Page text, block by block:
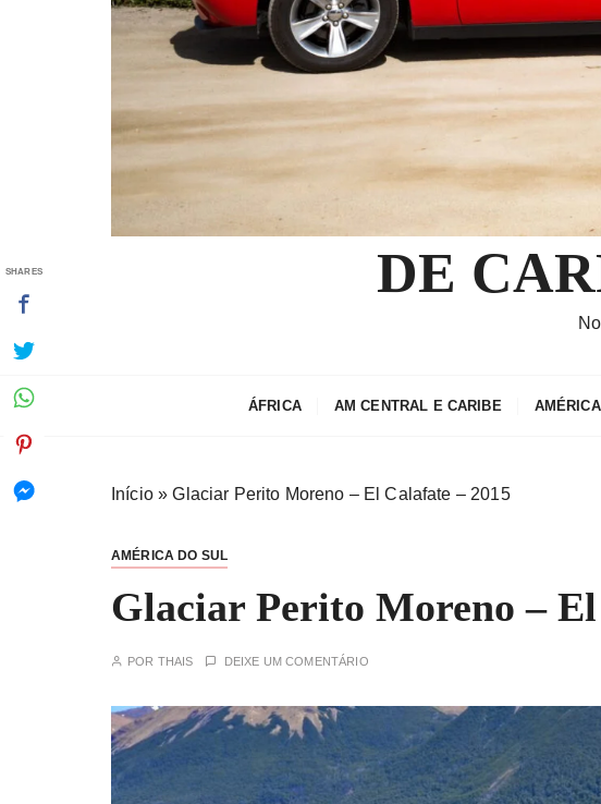
DE
ÁFRICA AM CENTRAL E CARIBE
Início»Glaciar Perito Moreno – El Calafate – 2015
AMÉRICA DO SUL
Glaciar Perito Moreno –
POR THAIS DEIXE UM COMENTÁRIO
SHARES